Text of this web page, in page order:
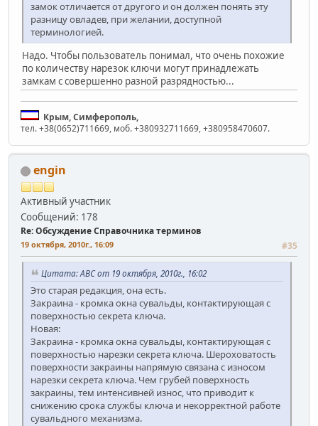
замок отличается от другого и он должен понять эту
разницу овладев, при желании, доступной
терминологией.
Надо. Чтобы пользователь понимал, что очень похожие
по количеству нарезок ключи могут принадлежать
замкам с совершенно разной разрядностью...
Крым, Симферополь,
тел. +38(0652)711669, моб. +380932711669, +380958470607.
engin
Активный участник
Сообщений: 178
Re: Обсуждение Справочника терминов
19 октября, 2010г., 16:09 #35
Цитата: АВС от 19 октября, 2010г., 16:02
Это старая редакция, она есть.
Закраина - кромка окна сувальды, контактирующая с
поверхностью секрета ключа.
Новая:
Закраина - кромка окна сувальды, контактирующая с
поверхностью нарезки секрета ключа. Шероховатость
поверхности закраины напрямую связана с износом
нарезки секрета ключа. Чем грубей поверхность
закраины, тем интенсивней износ, что приводит к
снижению срока службы ключа и некорректной работе
сувальдного механизма.